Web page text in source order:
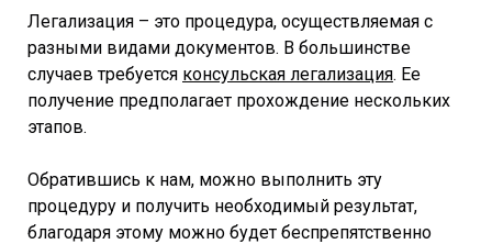
Легализация – это процедура, осуществляемая с
разными видами документов. В большинстве
случаев требуется консульская легализация. Ее
получение предполагает прохождение нескольких
этапов.
Обратившись к нам, можно выполнить эту
процедуру и получить необходимый результат,
благодаря этому можно будет беспрепятственно